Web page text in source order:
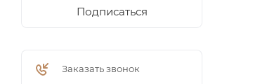
Подписаться
Заказать звонок